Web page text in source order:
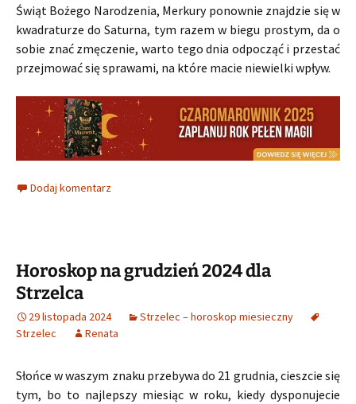
Świąt Bożego Narodzenia, Merkury ponownie znajdzie się w
kwadraturze do Saturna, tym razem w biegu prostym, da o
sobie znać zmęczenie, warto tego dnia odpocząć i przestać
przejmować się sprawami, na które macie niewielki wpływ.
Dodaj komentarz
Horoskop na grudzień 2024 dla
Strzelca
29 listopada 2024
Strzelec – horoskop miesieczny
Strzelec
Renata
Słońce w waszym znaku przebywa do 21 grudnia, cieszcie się
tym, bo to najlepszy miesiąc w roku, kiedy dysponujecie